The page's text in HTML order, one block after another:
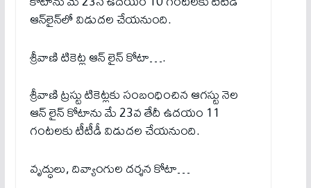
ఆన్‌లైన్‌లో విడుదల చేయ‌నుంది.
శ్రీవాణి టికెట్ల ఆన్ లైన్ కోటా….
శ్రీవాణి ట్రస్టు టికెట్లకు సంబంధించిన ఆగ‌స్టు నెల
ఆన్ లైన్ కోటాను మే 23వ తేదీ ఉదయం 11
గంటలకు టీటీడీ విడుదల చేయనుంది.
వృద్ధులు, దివ్యాంగుల దర్శన కోటా…